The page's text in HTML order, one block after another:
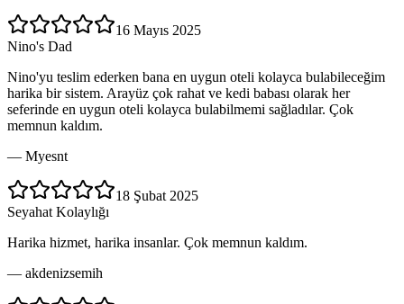
16 Mayıs 2025
Nino's Dad
Nino'yu teslim ederken bana en uygun oteli kolayca bulabileceğim
harika bir sistem. Arayüz çok rahat ve kedi babası olarak her
seferinde en uygun oteli kolayca bulabilmemi sağladılar. Çok
memnun kaldım.
— Myesnt
18 Şubat 2025
Seyahat Kolaylığı
Harika hizmet, harika insanlar. Çok memnun kaldım.
— akdenizsemih